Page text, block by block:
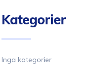
Kategorier
Inga kategorier